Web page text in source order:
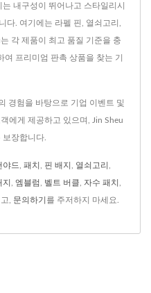
내구성이 뛰어나고 스타일리시
다. 여기에는 라펠 핀, 열쇠고리,
각 제품이 최고 품질 기준을 충
프리미엄 판촉 상품을 찾는 기
경험을 바탕으로 기업 이벤트 및
에게 제공하고 있으며, Jin Sheu
장합니다.
야드 패치 핀 배지 열쇠고리
엠블럼 벨트 버클 자수 패치
, 문의하기 를 주저하지 마세요.